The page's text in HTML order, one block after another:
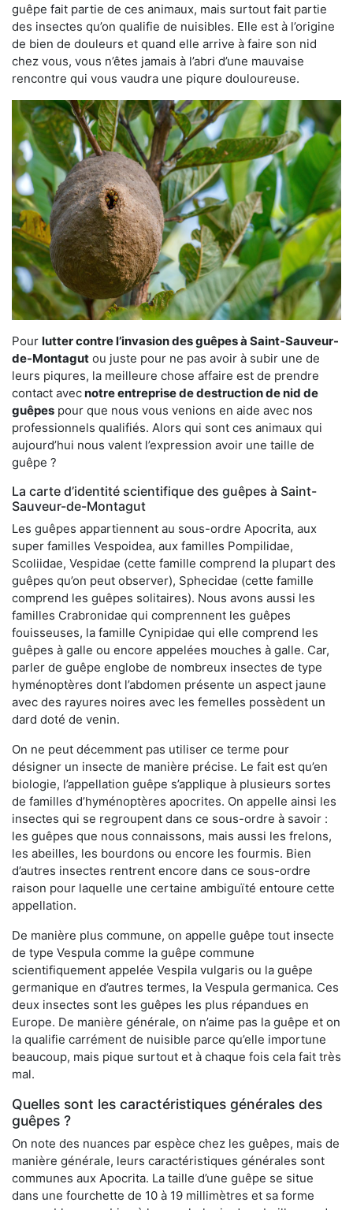
guêpe fait partie de ces animaux, mais surtout fait partie
des insectes qu’on qualifie de nuisibles. Elle est à l’origine
de bien de douleurs et quand elle arrive à faire son nid
chez vous, vous n’êtes jamais à l’abri d’une mauvaise
rencontre qui vous vaudra une piqure douloureuse.
Pour lutter contre l’invasion des guêpes à Saint-Sauveur-
de-Montagut ou juste pour ne pas avoir à subir une de
leurs piqures, la meilleure chose affaire est de prendre
contact avecnotre entreprise de destruction de nid de
guêpes pour que nous vous venions en aide avec nos
professionnels qualifiés. Alors qui sont ces animaux qui
aujourd’hui nous valent l’expression avoir une taille de
guêpe ?
La carte d’identité scientifique des guêpes à Saint-
Sauveur-de-Montagut
Les guêpes appartiennent au sous-ordre Apocrita, aux
super familles Vespoidea, aux familles Pompilidae,
Scoliidae, Vespidae (cette famille comprend la plupart des
guêpes qu’on peut observer), Sphecidae (cette famille
comprend les guêpes solitaires). Nous avons aussi les
familles Crabronidae qui comprennent les guêpes
fouisseuses, la famille Cynipidae qui elle comprend les
guêpes à galle ou encore appelées mouches à galle. Car,
parler de guêpe englobe de nombreux insectes de type
hyménoptères dont l’abdomen présente un aspect jaune
avec des rayures noires avec les femelles possèdent un
dard doté de venin.
On ne peut décemment pas utiliser ce terme pour
désigner un insecte de manière précise. Le fait est qu’en
biologie, l’appellation guêpe s’applique à plusieurs sortes
de familles d’hyménoptères apocrites. On appelle ainsi les
insectes qui se regroupent dans ce sous-ordre à savoir :
les guêpes que nous connaissons, mais aussi les frelons,
les abeilles, les bourdons ou encore les fourmis. Bien
d’autres insectes rentrent encore dans ce sous-ordre
raison pour laquelle une certaine ambiguïté entoure cette
appellation.
De manière plus commune, on appelle guêpe tout insecte
de type Vespula comme la guêpe commune
scientifiquement appelée Vespila vulgaris ou la guêpe
germanique en d’autres termes, la Vespula germanica. Ces
deux insectes sont les guêpes les plus répandues en
Europe. De manière générale, on n’aime pas la guêpe et on
la qualifie carrément de nuisible parce qu’elle importune
beaucoup, mais pique surtout et à chaque fois cela fait très
mal.
Quelles sont les caractéristiques générales des
guêpes ?
On note des nuances par espèce chez les guêpes, mais de
manière générale, leurs caractéristiques générales sont
communes aux Apocrita. La taille d’une guêpe se situe
dans une fourchette de 10 à 19 millimètres et sa forme